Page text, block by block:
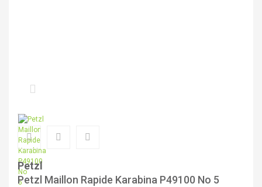
Petzl
Petzl Maillon Rapide Karabina P49100 No 5